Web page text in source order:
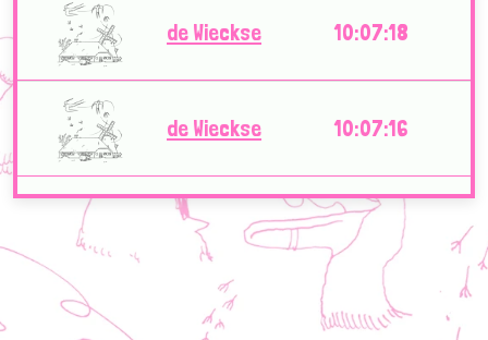
de Wieckse 10:07:18
de Wieckse 10:07:16